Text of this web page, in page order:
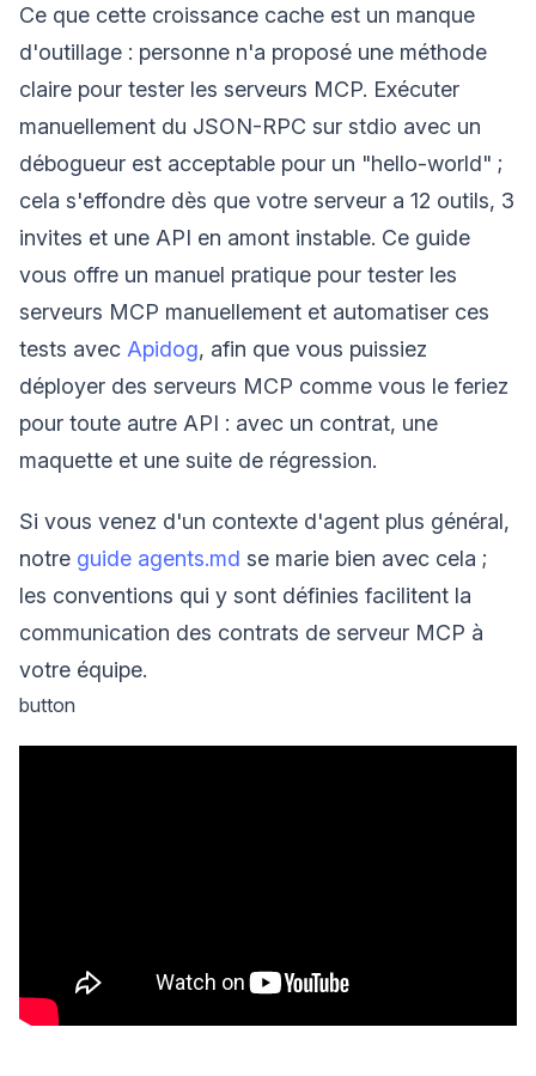
Ce que cette croissance cache est un manque
d'outillage : personne n'a proposé une méthode
claire pour tester les serveurs MCP. Exécuter
manuellement du JSON-RPC sur stdio avec un
débogueur est acceptable pour un "hello-world" ;
cela s'effondre dès que votre serveur a 12 outils, 3
invites et une API en amont instable. Ce guide
vous offre un manuel pratique pour tester les
serveurs MCP manuellement et automatiser ces
tests avec Apidog, afin que vous puissiez
déployer des serveurs MCP comme vous le feriez
pour toute autre API : avec un contrat, une
maquette et une suite de régression.
Si vous venez d'un contexte d'agent plus général,
notre guide agents.md se marie bien avec cela ;
les conventions qui y sont définies facilitent la
communication des contrats de serveur MCP à
votre équipe.
button